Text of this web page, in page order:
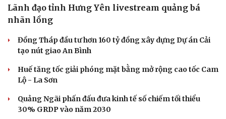
Lãnh đạo tỉnh Hưng Yên livestream quảng bá
nhãn lồng
Đồng Tháp đầu tư hơn 160 tỷ đồng xây dựng Dự án Cải
tạo nút giao An Bình
Huế tăng tốc giải phóng mặt bằng mở rộng cao tốc Cam
Lộ - La Sơn
Quảng Ngãi phấn đấu đưa kinh tế số chiếm tối thiểu
30% GRDP vào năm 2030